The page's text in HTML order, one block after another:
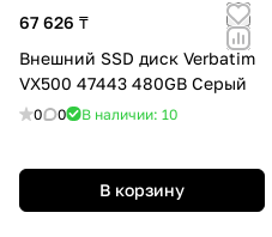
67 626 ₸
Внешний SSD диск Verbatim
VX500 47443 480GB Серый
0 0 В наличии: 10
В корзину